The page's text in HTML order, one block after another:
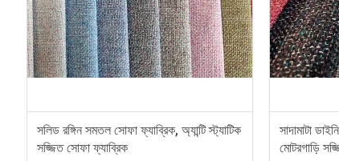
সলিড রঙ্গিন সমতল সোফা ফ্যাব্রিক, অ্যান্টি স্ট্যাটিক
সজ্জিত সোফা ফ্যাব্রিক
সাদামাটা
মোটরগাড়ি